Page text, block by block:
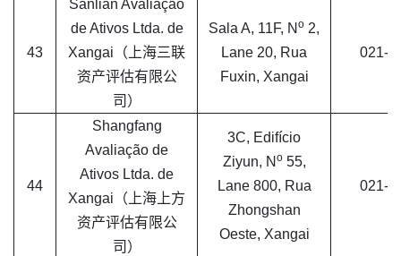
43
Sanlian Avaliação
de Ativos Ltda. de
Xangai（上海三联
资产评估有限公
司）
Sala A, 11F, N o 2,
Lane 20, Rua
Fuxin, Xangai
021-
44
Shangfang
Avaliação de
Ativos Ltda. de
Xangai（上海上方
资产评估有限公
司）
3C, Edifício
Ziyun, N o55,
Lane 800, Rua
Zhongshan
Oeste, Xangai
021-